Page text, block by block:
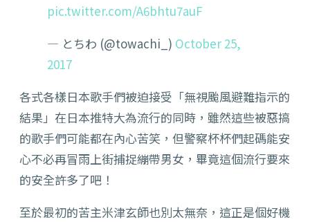
pic.twitter.com/A6bhtu7auF
— とちわ (@towachi_) October 25,
2017
各式各樣日本歌手們被迫接受「無視颱風避難指示的
結果」在日本推特大為流行的同時，雖然這些被惡搞
的歌手們可能都在內心苦笑，但警察杯杯們起碼能安
心不必再冒雨上街捕捉繃帶男女，畢竟這個流行要來
的安全許多了吧！
至於最初的苦主米津玄師也別太無奈，這正是個好機